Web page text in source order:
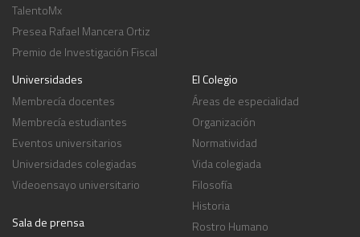
TalentoMx
Presea Rafael Mancera Ortiz
Premio de Investigación Fiscal
Universidades
Membrecía docentes
Membrecía estudiantes
Eventos universitarios
Universidades colegiadas
Videoensayo universitario
Sala de prensa
El Colegio
Áreas de especialidad
Organización
Normatividad
Vida colegiada
Filosofía
Historia
Rostro Humano